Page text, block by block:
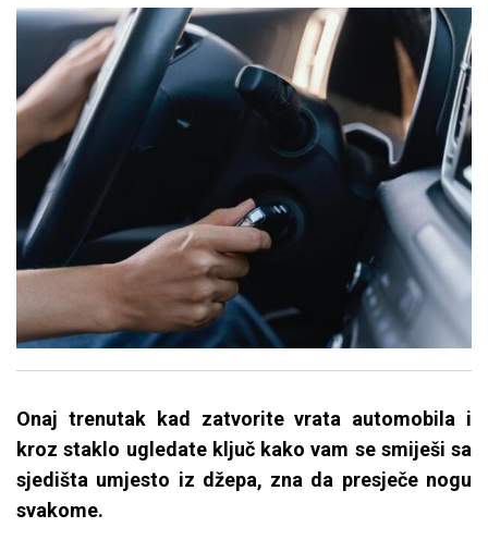
Onaj trenutak kad zatvorite vrata automobila i
kroz staklo ugledate ključ kako vam se smiješi sa
sjedišta umjesto iz džepa, zna da presječe nogu
svakome.